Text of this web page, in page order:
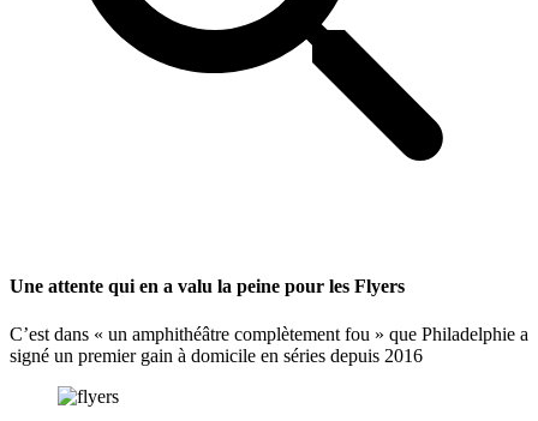
Une attente qui en a valu la peine pour les Flyers
C’est dans « un amphithéâtre complètement fou » que Philadelphie a
signé un premier gain à domicile en séries depuis 2016